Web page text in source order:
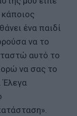
κάποιος
ένα παιδί
να το
αυτό το
να σας το
Έλεγα